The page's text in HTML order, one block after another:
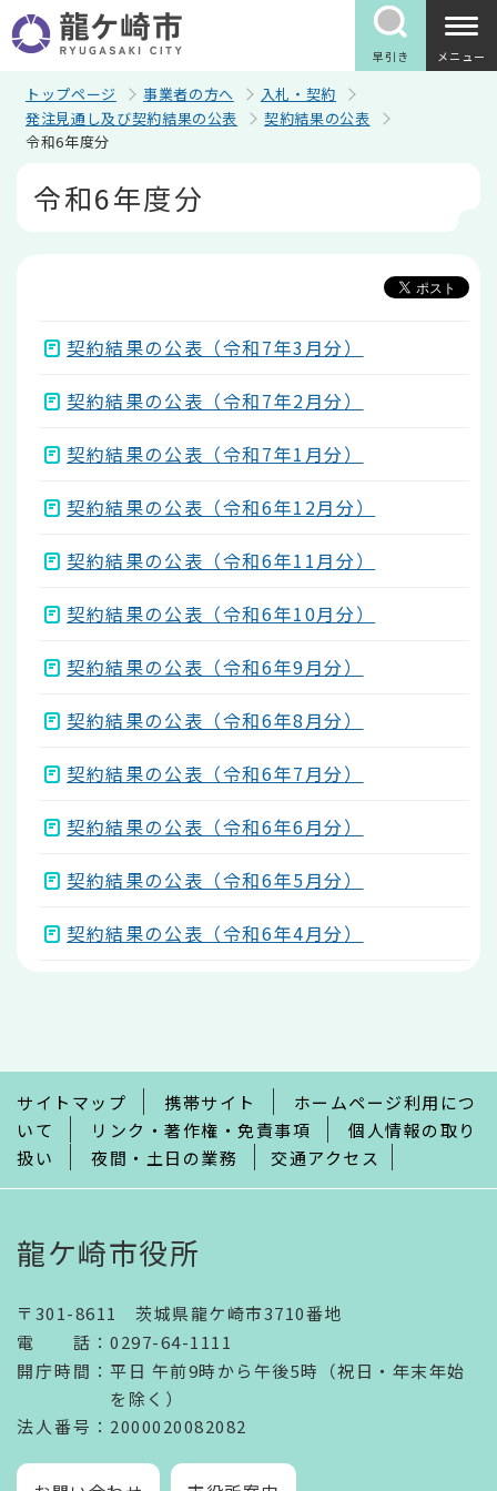
の
ペ
早引き メニュー
トップページ 事業者の方へ
入札・契約
発注見通し及び契約結果の公表
契約結果の公表
令和6年度分
令和6年度分
契約結果の公表（令和7年3月分）
契約結果の公表（令和7年2月分）
契約結果の公表（令和7年1月分）
契約結果の公表（令和6年12月分）
契約結果の公表（令和6年11月分）
契約結果の公表（令和6年10月分）
契約結果の公表（令和6年9月分）
契約結果の公表（令和6年8月分）
契約結果の公表（令和6年7月分）
契約結果の公表（令和6年6月分）
契約結果の公表（令和6年5月分）
契約結果の公表（令和6年4月分）
で
サイトマップ 携帯サイト
ホームページ利用につ
いて
リンク・著作権・免責事項
個人情報の取り
扱い
夜間・土日の業務 交通アクセス
龍ケ崎市役所
〒301-8611 茨城県龍ケ崎市3710番地
電話 ： 0297-64-1111
開庁時間 ： 平日 午前9時から午後5時（祝日・年末年始
を除く）
法人番号 ：2000020082082